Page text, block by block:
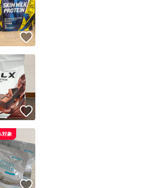
は高頻度で24時間以内＆設定した発送日数内に発送してい
は高頻度で24時間以内に発送しています
ーは設定した発送日数内に発送しています
いいね！
対象